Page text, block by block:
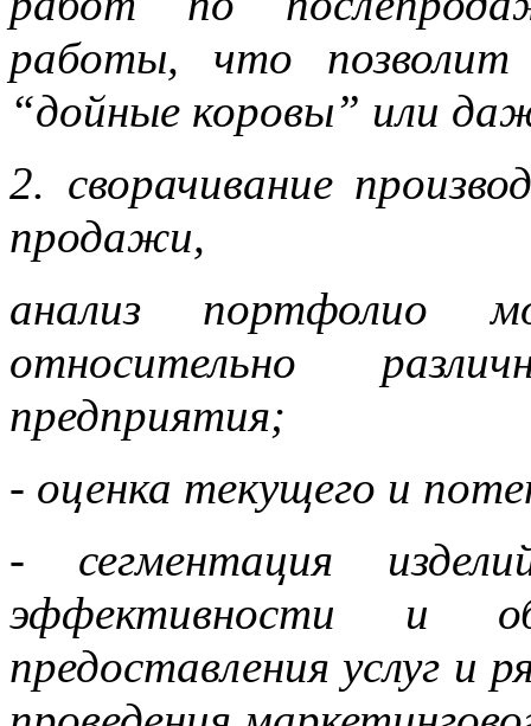
работы, что позволит
“дойные коровы” или
2. сворачивание
продажи,
анализ портфолио
относительно
предприятия;
- оценка текущего и
- сегментация
эффективности и
предоставления услуг и